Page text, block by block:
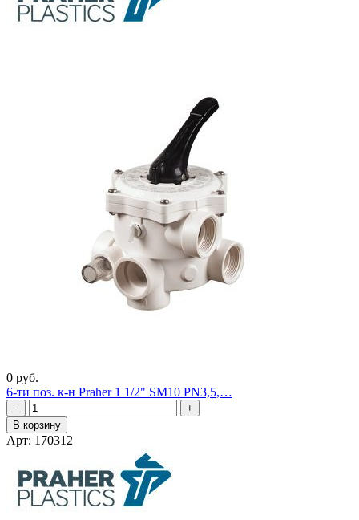
0 руб.
6-ти поз. к-н Praher 1 1/2" SM10 PN3,5,…
−
+
В корзину
Арт: 170312